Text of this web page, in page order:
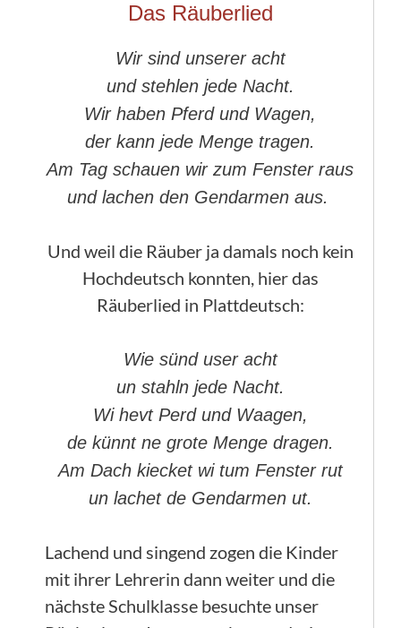
Das Räuberlied
Wir sind unserer acht
und stehlen jede Nacht.
Wir haben Pferd und Wagen,
der kann jede Menge tragen.
Am Tag schauen wir zum Fenster raus
und lachen den Gendarmen aus.
Und weil die Räuber ja damals noch kein
Hochdeutsch konnten, hier das
Räuberlied in Plattdeutsch:
Wie sünd user acht
un stahln jede Nacht.
Wi hevt Perd und Waagen,
de künnt ne grote Menge dragen.
Am Dach kiecket wi tum Fenster rut
un lachet de Gendarmen ut.
Lachend und singend zogen die Kinder
mit ihrer Lehrerin dann weiter und die
nächste Schulklasse besuchte unser